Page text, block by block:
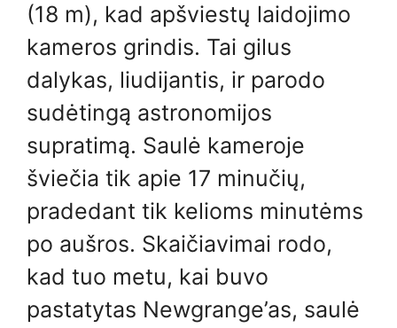
(18 m), kad apšviestų laidojimo
kameros grindis. Tai gilus
dalykas, liudijantis, ir parodo
sudėtingą astronomijos
supratimą. Saulė kameroje
šviečia tik apie 17 minučių,
pradedant tik kelioms minutėms
po aušros. Skaičiavimai rodo,
kad tuo metu, kai buvo
pastatytas Newgrange’as, saulė